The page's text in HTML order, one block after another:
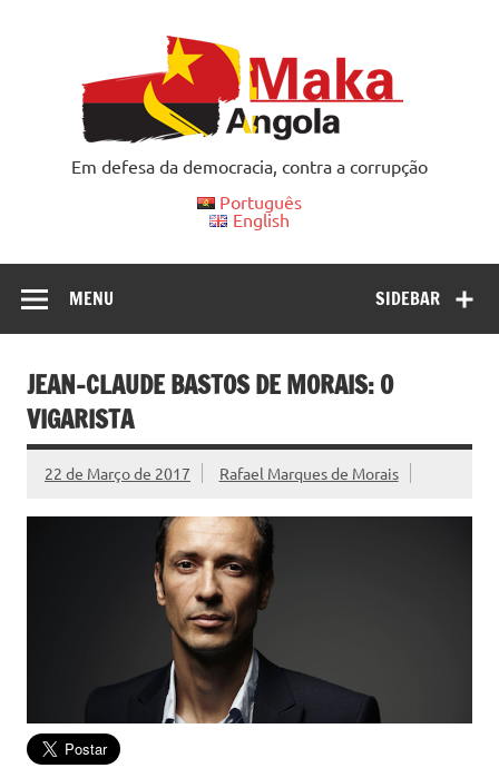
Em defesa da democracia, contra a corrupção
Português
English
SIDEBAR
MENU
JEAN-CLAUDE BASTOS DE MORAIS: O
VIGARISTA
22 de Março de 2017 Rafael Marques de Morais